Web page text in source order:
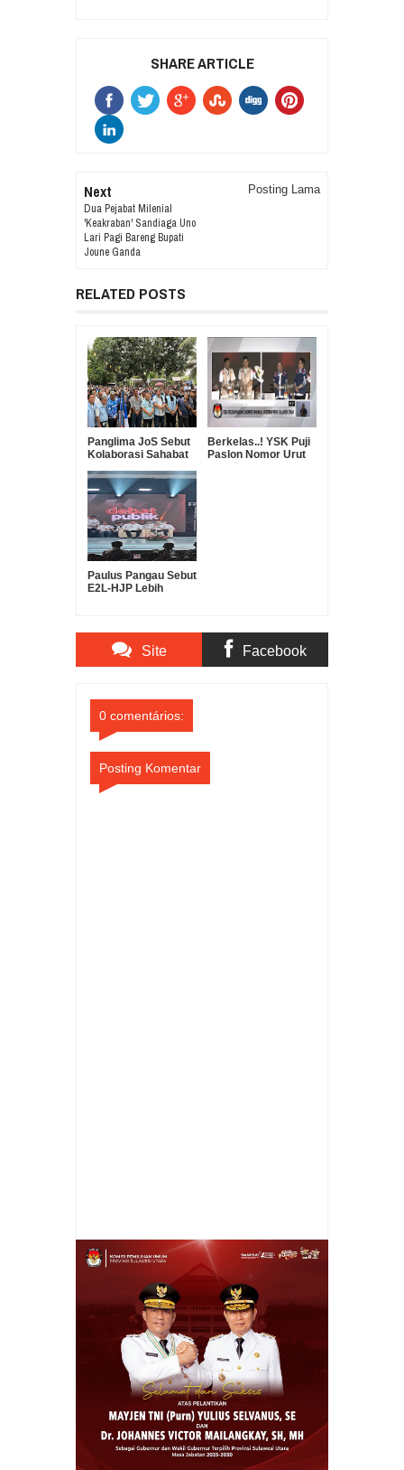
SHARE ARTICLE
Next
Dua Pejabat Milenial
'Keakraban' Sandiaga Uno
Lari Pagi Bareng Bupati
Joune Ganda
Posting Lama
RELATED POSTS
Panglima JoS Sebut
Kolaborasi Sahabat
Kamda Minsel,
Melahirkan "Super
Team" All Out
Menangkan E2L-HJP
Berkelas..! YSK Puji
Paslon Nomor Urut
Paulus Pangau Sebut
E2L-HJP Lebih
Site Facebook
0 comentários:
Posting Komentar